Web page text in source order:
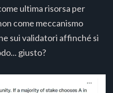
ultima risorsa per
come meccanismo
sui validatori affinché si
giusto?